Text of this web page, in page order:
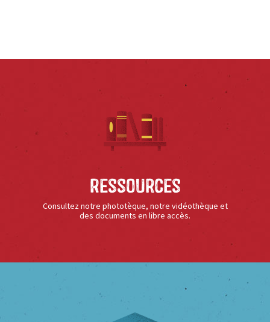
Ressources
Consultez notre phototèque, notre vidéothèque et
des documents en libre accès.